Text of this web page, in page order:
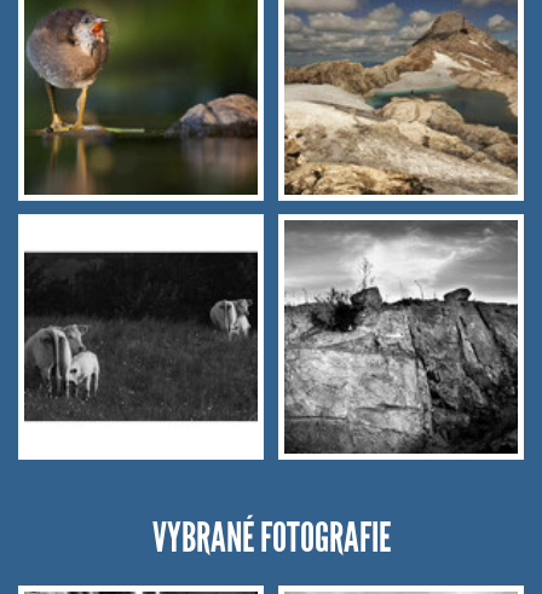
VYBRANÉ FOTOGRAFIE